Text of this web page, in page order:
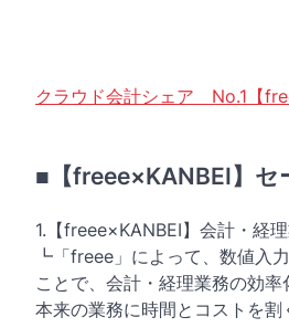
クラウド会計シェア No.1【
■【freee×KANBEI】セ
1.【freee×KANBEI】会計・経
┗「freee」によって、数値入
ことで、会計・経理業務の効率
本来の業務に時間とコストを割